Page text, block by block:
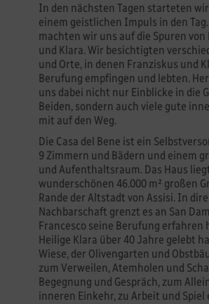
In den nächsten Tagen starteten
einem geistlichen Impuls in den
machten wir uns auf die Spuren von
und Klara. Wir besichtigten
und Orte, in denen Franziskus und
Berufung empfingen und lebten.
uns dabei nicht nur Einblicke in die
Beiden, sondern auch viele gute
mit auf den Weg.
Die Casa del Bene ist ein
9 Zimmern und Bädern und einem
und Aufenthaltsraum. Das Haus
wunderschönen 46.000 m² großen
Rande der Altstadt von Assisi. In
Nachbarschaft grenzt es an San
Francesco seine Berufung erfahren
Heilige Klara über 40 Jahre gelebt
Wiese, der Olivengarten und
zum Verweilen, Atemholen und
Begegnung und Gespräch, zum
inneren Einkehr, zu Arbeit und Spiel